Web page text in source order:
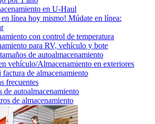
en U-Haul
en línea hoy mismo! Múdate en línea:
con control de temperatura
para RV, vehículo y bote
de autoalmacenamiento
vehículo/Almacenamiento en exteriores
factura de almacenamiento
frecuentes
de autoalmacenamiento
de almacenamiento